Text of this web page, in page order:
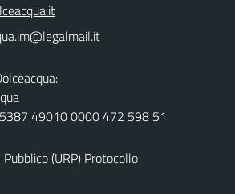
49010 0000 472 598 51
(URP) Protocollo